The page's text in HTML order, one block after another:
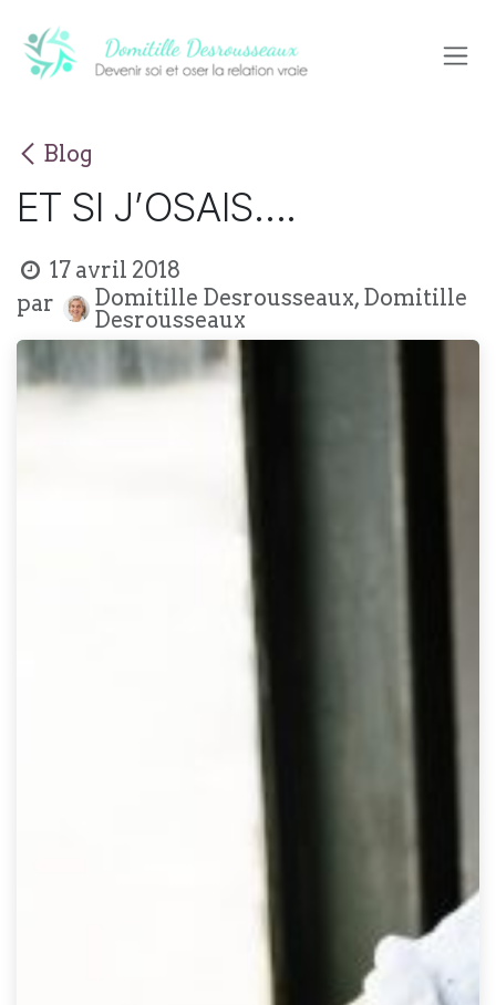
Blog
ET SI J’OSAIS….
17 avril 2018
par
Domitille Desrousseaux, Domitille
Desrousseaux